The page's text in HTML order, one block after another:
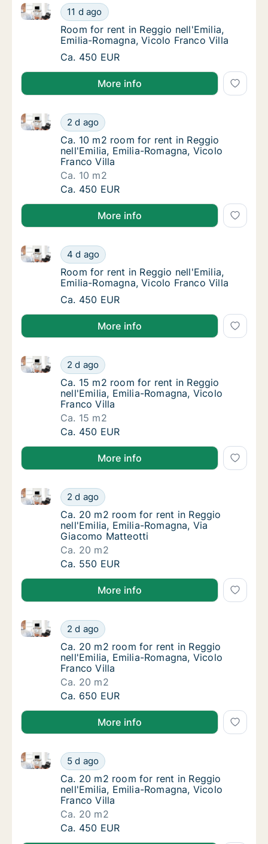
Room for rent in Reggio nell'Emilia, Emilia-
11 d ago
Room for rent in Reggio nell'Emilia, Emilia-
Room for rent in Reggio nell'Emilia, Emilia-
Room for rent in Reggio nell'Emilia,
Emilia-Romagna, Vicolo Franco Villa
Room for rent in Reggio nell'Emilia, Emilia-
Ca. 450 EUR
More info
Ca. 10 m2 room for rent in Reggio
2 d ago
Ca. 10 m2 room for rent in Reggio nell'Emilia,
Ca. 10 m2 room for rent in Reggio
Ca. 10 m2 room for rent in Reggio
nell'Emilia, Emilia-Romagna, Vicolo
Franco Villa
Ca. 10 m2
Ca. 10 m2 room for rent in Reggio
Ca. 450 EUR
More info
Room for rent in Reggio nell'Emilia, Emilia-
4 d ago
Room for rent in Reggio nell'Emilia, Emilia-
Room for rent in Reggio nell'Emilia, Emilia-
Room for rent in Reggio nell'Emilia,
Emilia-Romagna, Vicolo Franco Villa
Room for rent in Reggio nell'Emilia, Emilia-
Ca. 450 EUR
More info
Ca. 15 m2 room for rent in Reggio
2 d ago
Ca. 15 m2 room for rent in Reggio nell'Emilia,
Ca. 15 m2 room for rent in Reggio
Ca. 15 m2 room for rent in Reggio
nell'Emilia, Emilia-Romagna, Vicolo
Franco Villa
Ca. 15 m2
Ca. 15 m2 room for rent in Reggio
Ca. 450 EUR
More info
Ca. 20 m2 room for rent in Reggio
2 d ago
Ca. 20 m2 room for rent in Reggio nell'Emilia,
Ca. 20 m2 room for rent in Reggio
Ca. 20 m2 room for rent in Reggio
nell'Emilia, Emilia-Romagna, Via
Giacomo Matteotti
Ca. 20 m2
Ca. 20 m2 room for rent in Reggio
Ca. 550 EUR
More info
Ca. 20 m2 room for rent in Reggio
2 d ago
Ca. 20 m2 room for rent in Reggio nell'Emilia,
Ca. 20 m2 room for rent in Reggio
Ca. 20 m2 room for rent in Reggio
nell'Emilia, Emilia-Romagna, Vicolo
Franco Villa
Ca. 20 m2
Ca. 20 m2 room for rent in Reggio
Ca. 650 EUR
More info
Ca. 20 m2 room for rent in Reggio
5 d ago
Ca. 20 m2 room for rent in Reggio nell'Emilia,
Ca. 20 m2 room for rent in Reggio
Ca. 20 m2 room for rent in Reggio
nell'Emilia, Emilia-Romagna, Vicolo
Franco Villa
Ca. 20 m2
Ca. 20 m2 room for rent in Reggio
Ca. 450 EUR